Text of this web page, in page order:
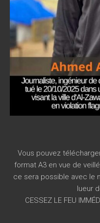
Vous pouvez
format A3 en vue de
ce sera possible avec le
lueur
CESSEZ LE FEU